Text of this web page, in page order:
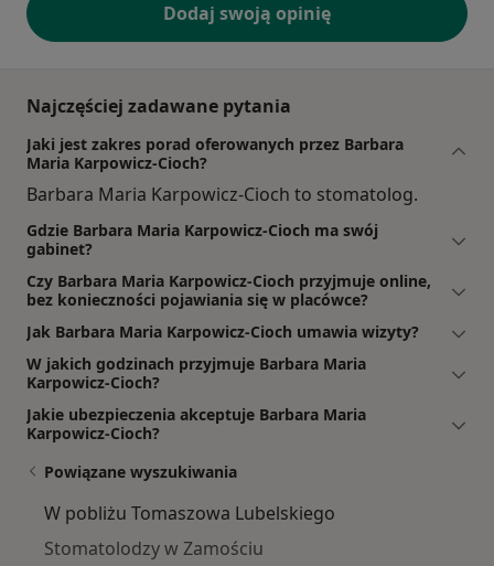
Dodaj swoją opinię
Najczęściej zadawane pytania
Jaki jest zakres porad oferowanych przez Barbara
Maria Karpowicz-Cioch?
Barbara Maria Karpowicz-Cioch to stomatolog.
Gdzie Barbara Maria Karpowicz-Cioch ma swój
gabinet?
Czy Barbara Maria Karpowicz-Cioch przyjmuje online,
bez konieczności pojawiania się w placówce?
Jak Barbara Maria Karpowicz-Cioch umawia wizyty?
W jakich godzinach przyjmuje Barbara Maria
Karpowicz-Cioch?
Jakie ubezpieczenia akceptuje Barbara Maria
Karpowicz-Cioch?
Powiązane wyszukiwania
W pobliżu Tomaszowa Lubelskiego
Stomatolodzy w Zamościu